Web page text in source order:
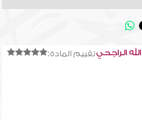
تقييم المادة:الراجحي